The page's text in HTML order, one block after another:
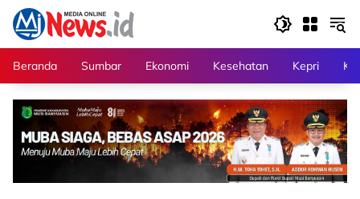
Langsung
konten
Beranda
Sumbar Ekonomi Kesehatan Kepri